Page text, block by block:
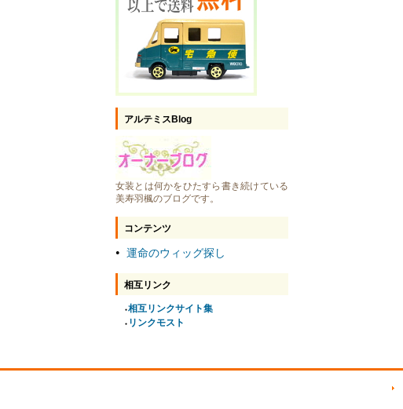
アルテミスBlog
女装とは何かをひたすら書き続けている
美寿羽楓のブログです。
コンテンツ
● 運命のウィッグ探し
相互リンク
●相互リンクサイト集
● リンクモスト